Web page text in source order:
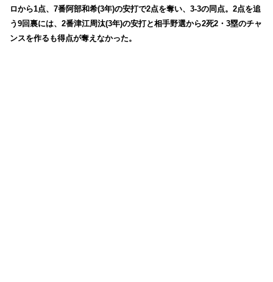
ロから1点、7番阿部和希(3年)の安打で2点を奪い、3-3の同点。2点を追
う9回裏には、2番津江周汰(3年)の安打と相手野選から2死2・3塁のチャ
ンスを作るも得点が奪えなかった。